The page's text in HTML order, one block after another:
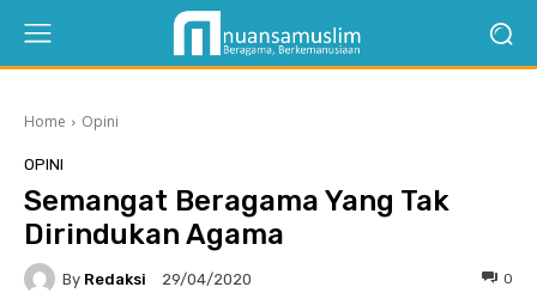
Home Opini
OPINI
Semangat Beragama Yang Tak
Dirindukan Agama
By Redaksi 29/04/2020 0